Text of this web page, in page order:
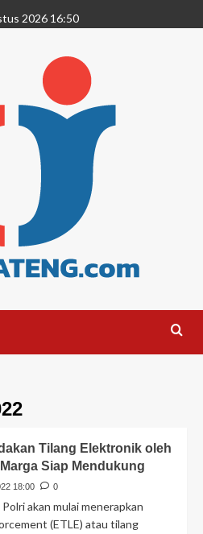
2026 16:50
Tilang Elektronik oleh
Siap Mendukung
18:00 0
akan mulai menerapkan
(ETLE) atau tilang